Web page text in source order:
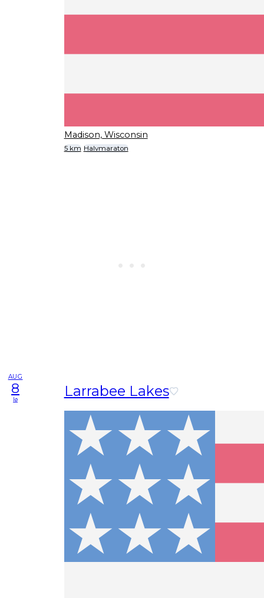
Madison, Wisconsin
5 km Halvmaraton
AUG
8
lø Larrabee Lakes